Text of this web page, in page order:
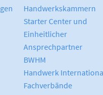
Handwerkskammern
Starter Center und
Einheitlicher
Ansprechpartner
BWHM
Handwerk
Fachverbände